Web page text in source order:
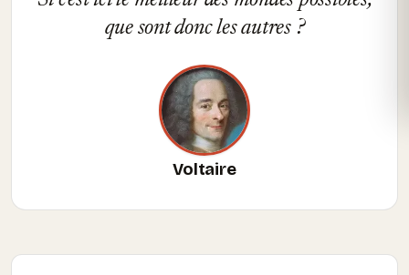
que sont donc les autres ?
Voltaire